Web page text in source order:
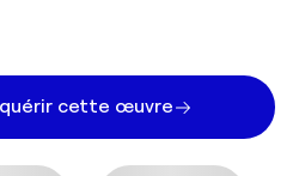
cette œuvre